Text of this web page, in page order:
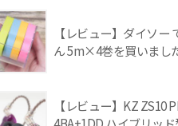
【レビュー】ダイソー
ん 5m×4巻を買いまし
【レビュー】KZ ZS10